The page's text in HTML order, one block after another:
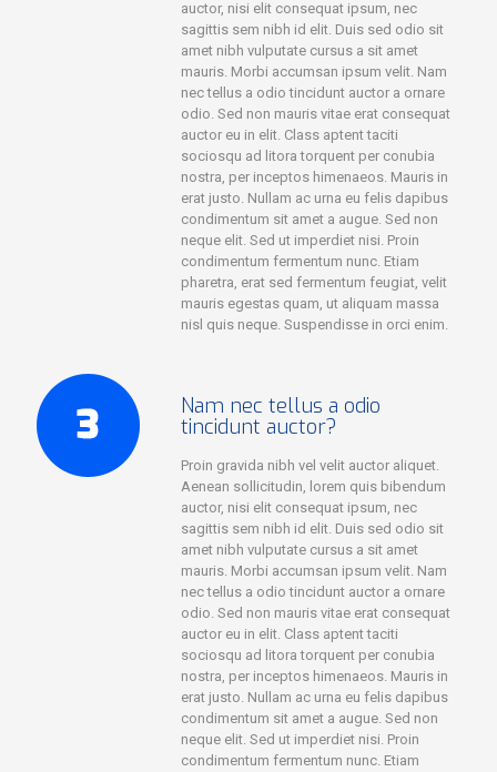
auctor, nisi elit consequat ipsum, nec
sagittis sem nibh id elit. Duis sed odio sit
amet nibh vulputate cursus a sit amet
mauris. Morbi accumsan ipsum velit. Nam
nec tellus a odio tincidunt auctor a ornare
odio. Sed non mauris vitae erat consequat
auctor eu in elit. Class aptent taciti
sociosqu ad litora torquent per conubia
nostra, per inceptos himenaeos. Mauris in
erat justo. Nullam ac urna eu felis dapibus
condimentum sit amet a augue. Sed non
neque elit. Sed ut imperdiet nisi. Proin
condimentum fermentum nunc. Etiam
pharetra, erat sed fermentum feugiat, velit
mauris egestas quam, ut aliquam massa
nisl quis neque. Suspendisse in orci enim.
Nam nec tellus a odio
tincidunt auctor?
Proin gravida nibh vel velit auctor aliquet.
Aenean sollicitudin, lorem quis bibendum
auctor, nisi elit consequat ipsum, nec
sagittis sem nibh id elit. Duis sed odio sit
amet nibh vulputate cursus a sit amet
mauris. Morbi accumsan ipsum velit. Nam
nec tellus a odio tincidunt auctor a ornare
odio. Sed non mauris vitae erat consequat
auctor eu in elit. Class aptent taciti
sociosqu ad litora torquent per conubia
nostra, per inceptos himenaeos. Mauris in
erat justo. Nullam ac urna eu felis dapibus
condimentum sit amet a augue. Sed non
neque elit. Sed ut imperdiet nisi. Proin
condimentum fermentum nunc. Etiam